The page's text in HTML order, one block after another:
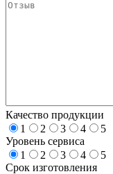
Качество продукции
1
2 3 4
5
Уровень сервиса
1
2 3 4
5
Срок изготовления